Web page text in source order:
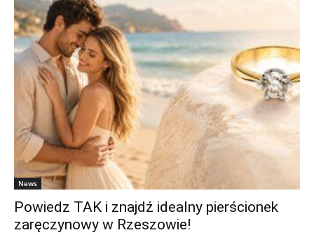
News
Powiedz TAK i znajdź idealny pierścionek
zaręczynowy w Rzeszowie!